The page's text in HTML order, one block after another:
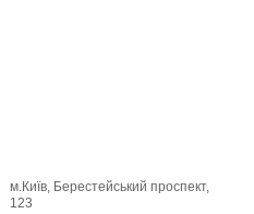
м.Київ, Берестейський проспект,
123